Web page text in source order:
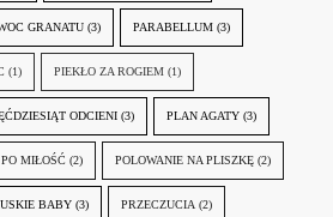
GRANATU (3) PARABELLUM (3)
(1) PIEKŁO ZA ROGIEM (1)
ODCIENI (3) PLAN AGATY (3)
MIŁOŚĆ (2) POLOWANIE NA PLISZKĘ (2)
BABY (3) PRZECZUCIA (2)